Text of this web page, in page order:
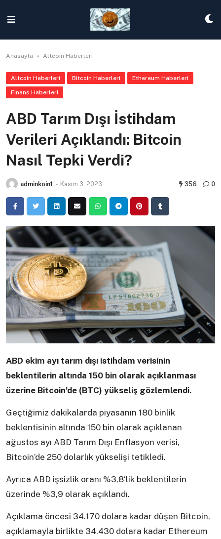
content
Anasayfa » Altcoin Haberleri
Altcoin Haberleri Bitcoin Haberleri Ethereum Haberleri
Finans Haberleri
ABD Tarım Dışı İstihdam
Verileri Açıklandı: Bitcoin
Nasıl Tepki Verdi?
adminkoin1 - Kasım 3, 2023 356 0
ABD ekim ayı tarım dışı istihdam verisinin
beklentilerin altında 150 bin olarak açıklanması
üzerine Bitcoin’de (BTC) yükseliş gözlemlendi.
Geçtiğimiz dakikalarda piyasanın 180 binlik
beklentisinin altında 150 bin olarak açıklanan
ağustos ayı ABD Tarım Dışı Enflasyon verisi,
Bitcoin’de 250 dolarlık yükselişi tetikledi.
Ayrıca ABD işsizlik oranı %3,8‘lik beklentilerin
üzerinde %3,9 olarak açıklandı.
Açıklama öncesi 34.170 dolara kadar düşen Bitcoin,
açıklamayla birlikte 34.430 dolara kadar Ethereum